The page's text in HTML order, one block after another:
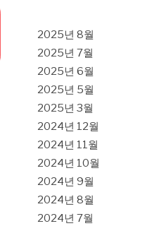
2025년 8월
2025년 7월
2025년 6월
2025년 5월
2025년 3월
2024년 12월
2024년 11월
2024년 10월
2024년 9월
2024년 8월
2024년 7월